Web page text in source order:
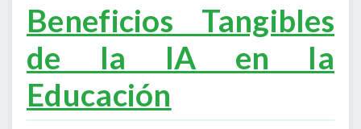
Beneficios Tangibles
de la IA en la
Educación